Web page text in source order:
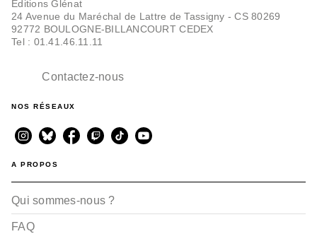
Editions Glénat
24 Avenue du Maréchal de Lattre de Tassigny - CS 80269
92772 BOULOGNE-BILLANCOURT CEDEX
Tel : 01.41.46.11.11
Contactez-nous
NOS RÉSEAUX
A PROPOS
Qui sommes-nous ?
FAQ